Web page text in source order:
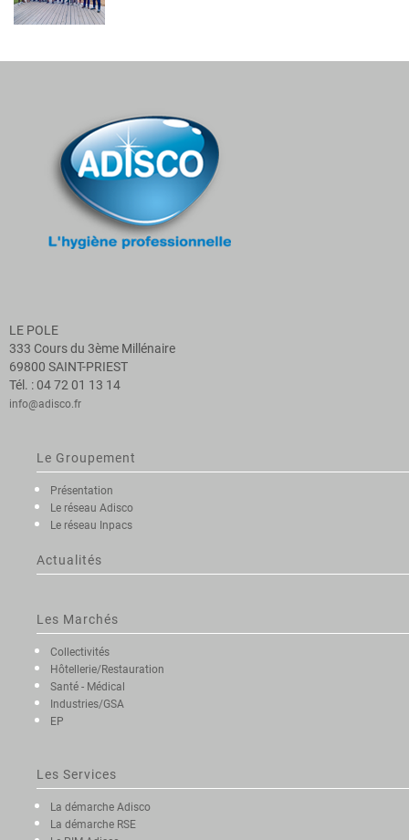
LE POLE
333 Cours du 3ème Millénaire
69800 SAINT-PRIEST
Tél. : 04 72 01 13 14
info@adisco.fr
Le Groupement
Présentation
Le réseau Adisco
Le réseau Inpacs
Actualités
Les Marchés
Collectivités
Hôtellerie/Restauration
Santé - Médical
Industries/GSA
EP
Les Services
La démarche Adisco
La démarche RSE